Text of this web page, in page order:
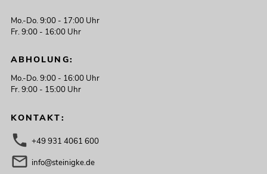
Mo.-Do. 9:00 - 17:00 Uhr
Fr. 9:00 - 16:00 Uhr
ABHOLUNG:
Mo.-Do. 9:00 - 16:00 Uhr
Fr. 9:00 - 15:00 Uhr
KONTAKT:
+49 931 4061 600
info@steinigke.de